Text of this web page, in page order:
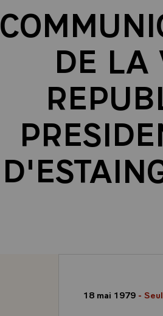
DE LA
18 mai 1979 -